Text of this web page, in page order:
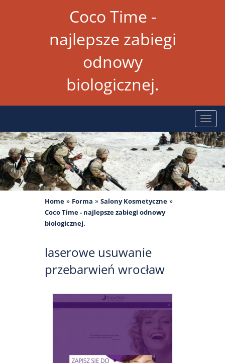
Coco Time -
najlepsze zabiegi
odnowy
biologicznej.
Home » Forma » Salony Kosmetyczne »
Coco Time - najlepsze zabiegi odnowy
biologicznej.
laserowe usuwanie
przebarwień wrocław